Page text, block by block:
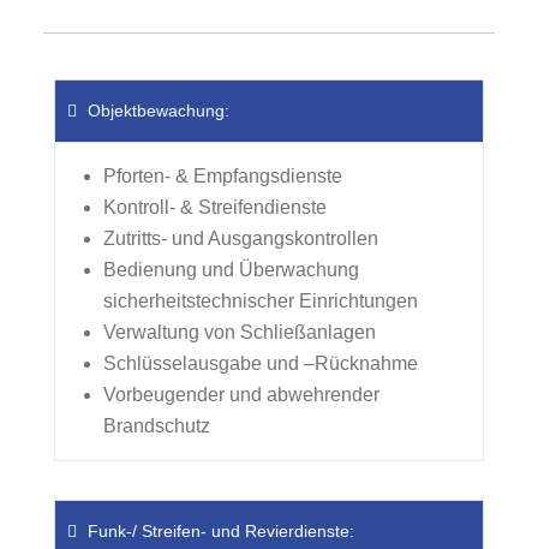
Objektbewachung:
Pforten- & Empfangsdienste
Kontroll- & Streifendienste
Zutritts- und Ausgangskontrollen
Bedienung und Überwachung
sicherheitstechnischer Einrichtungen
Verwaltung von Schließanlagen
Schlüsselausgabe und –Rücknahme
Vorbeugender und abwehrender
Brandschutz
Funk-/ Streifen- und Revierdienste: